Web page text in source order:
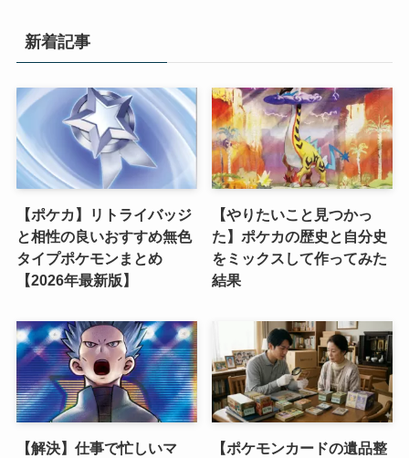
新着記事
【ポケカ】リトライバッジ
と相性の良いおすすめ無色
タイプポケモンまとめ
【2026年最新版】
【やりたいこと見つかっ
た】ポケカの歴史と自分史
をミックスして作ってみた
結果
【解決】仕事で忙しいマ
【ポケモンカードの遺品整